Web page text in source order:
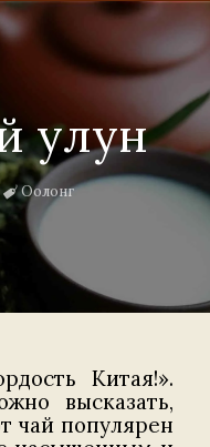
улун
Оолонг
Китая!».
высказать,
чай популярен